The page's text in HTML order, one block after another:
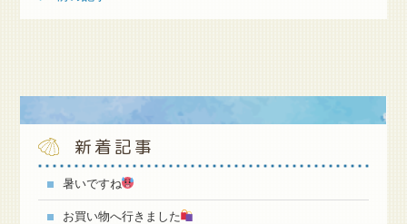
新着記事
暑いですね
お買い物へ行きました